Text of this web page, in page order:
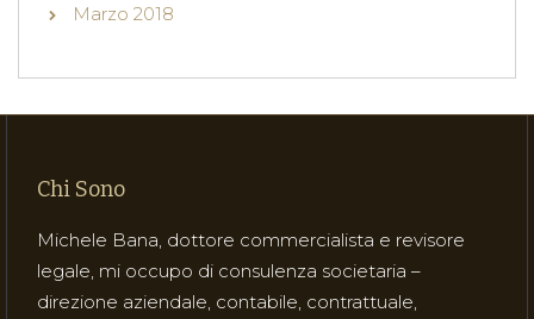
Marzo 2018
Chi Sono
Michele Bana, dottore commercialista e revisore
legale, mi occupo di consulenza societaria –
direzione aziendale, contabile, contrattuale,